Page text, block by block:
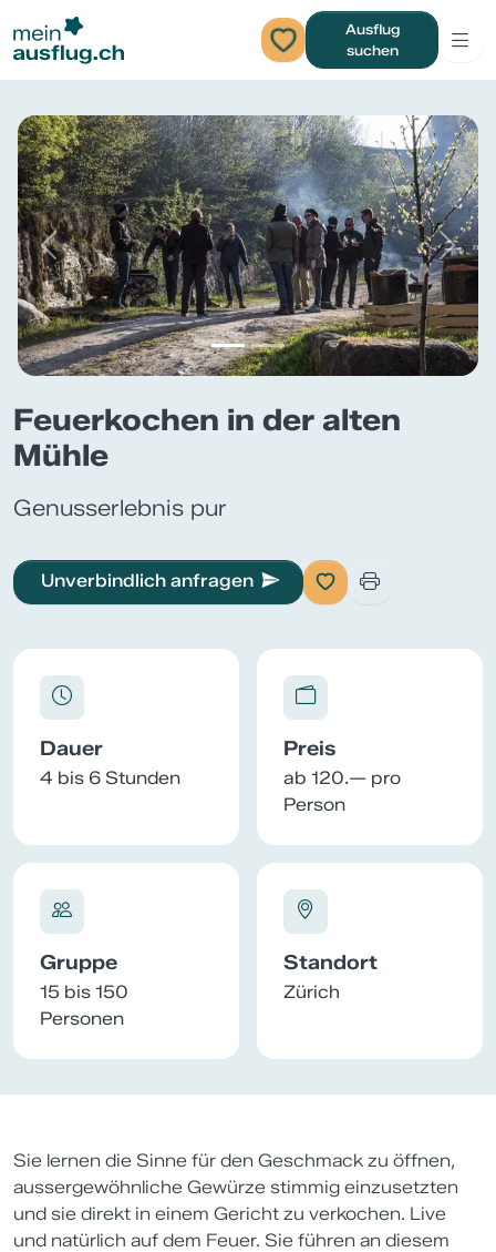
Ausflug
suchen
Previous Next
Feuerkochen in der alten
Mühle
Genusserlebnis pur
Unverbindlich anfragen
Dauer
4 bis 6 Stunden
Preis
ab 120.— pro
Person
Gruppe
15 bis 150
Personen
Standort
Zürich
Sie lernen die Sinne für den Geschmack zu öffnen,
aussergewöhnliche Gewürze stimmig einzusetzten
und sie direkt in einem Gericht zu verkochen. Live
und natürlich auf dem Feuer. Sie führen an diesem